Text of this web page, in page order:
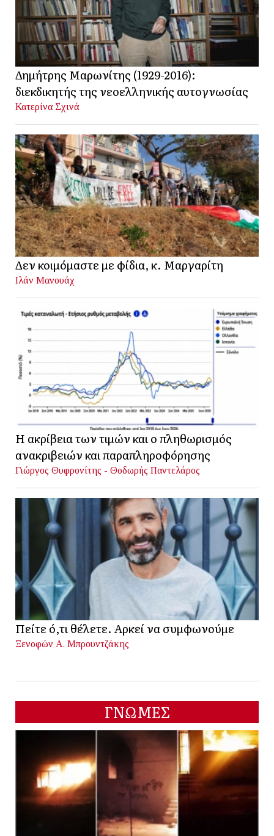
Δημήτρης Μαρωνίτης (1929-2016):
διεκδικητής της νεοελληνικής αυτογνωσίας
Κατερίνα Σχινά
Δεν κοιμόμαστε με φίδια, κ. Μαργαρίτη
Ιλάν Μανουάχ
Η ακρίβεια των τιμών και ο πληθωρισμός
ανακριβειών και παραπληροφόρησης
Γιώργος Θυφρονίτης - Θοδωρής Παντελάρος
Πείτε ό,τι θέλετε. Αρκεί να συμφωνούμε
Ξενοφών Α. Μπρουντζάκης
ΓΝΩΜΕΣ